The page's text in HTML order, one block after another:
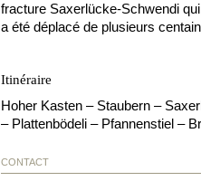
fracture Saxerlücke-Schwendi
a été déplacé de plusieurs
Itinéraire
Hoher Kasten – Staubern –
– Plattenbödeli – Pfannenstiel –
CONTACT